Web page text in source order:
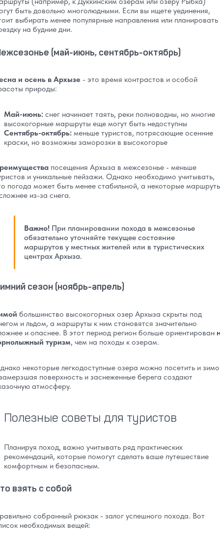
быть довольно многолюдными. Если вы ищете уединения,
выбирать менее популярные направления или планировать
на будние дни.
(май-июнь, сентябрь-октябрь)
и осень в Архызе - это время контрастов и особой
природы:
Май-июнь: снег начинает таять, реки полноводны, но многие
высокогорные маршруты еще могут быть недоступны
Сентябрь-октябрь: меньше туристов, потрясающие осенние
краски, но возможны заморозки в высокогорье
посещения Архыза в межсезонье - меньше
и уникальные пейзажи. Однако необходимо учитывать,
погода может быть менее стабильной, а некоторые
из-за снега.
Важно! При планировании похода в межсезонье
обязательно уточняйте текущее состояние
маршрутов у местных жителей или в туристических
центрах Архыза.
сезон (ноябрь-апрель)
большинство высокогорных озер Архыза скрыты под
и льдом, а маршруты к ним становятся значительно
и опаснее. В этот период регион больше ориентирован
туризм, чем на походы к озерам.
некоторые легкодоступные озера можно посетить и
поверхность и заснеженные берега создают
атмосферу.
Полезные советы для туристов
Планируя поход, важно учитывать ряд практических
рекомендаций, которые помогут сделать ваше путешествие
комфортным и безопасным.
взять с собой
собранный рюкзак - залог успешного похода. Вот
необходимых вещей: